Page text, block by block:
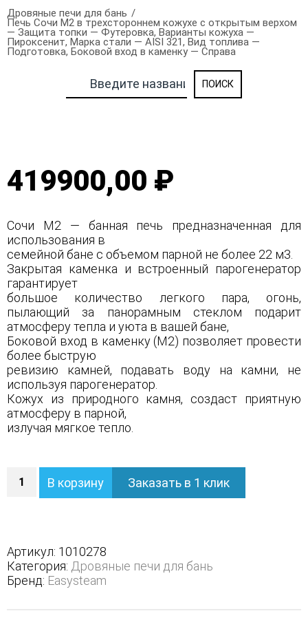
Дровяные печи для бань
Печь Сочи М2 в трехстороннем кожухе с открытым верхом
— Защита топки — Футеровка, Варианты кожуха —
Пироксенит, Марка стали — AISI 321, Вид топлива —
Подготовка, Боковой вход в каменку — Справа
419900,00 ₽
Сочи М2 — банная печь предназначенная для
использования в
семейной бане с объемом парной не более 22 м3.
Закрытая каменка и встроенный парогенератор
гарантирует
большое количество легкого пара, огонь,
пылающий за панорамным стеклом подарит
атмосферу тепла и уюта в вашей бане,
Боковой вход в каменку (М2) позволяет провести
более быструю
ревизию камней, подавать воду на камни, не
используя парогенератор.
Кожух из природного камня, создаст приятную
атмосферу в парной,
излучая мягкое тепло.
Печь
трехстороннем
кожухе
с
открытым
В корзину Заказать в 1 клик
Артикул: 1010278
Категория: Дровяные печи для бань
Бренд: Easysteam